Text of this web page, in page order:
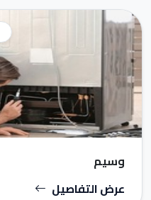
وسيم
عرض التفاصيل